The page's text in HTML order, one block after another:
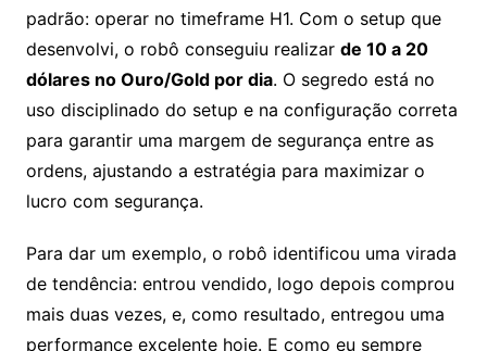
padrão: operar no timeframe H1. Com o setup que
desenvolvi, o robô conseguiu realizar de 10 a 20
dólares no Ouro/Gold por dia. O segredo está no
uso disciplinado do setup e na configuração correta
para garantir uma margem de segurança entre as
ordens, ajustando a estratégia para maximizar o
lucro com segurança.
Para dar um exemplo, o robô identificou uma virada
de tendência: entrou vendido, logo depois comprou
mais duas vezes, e, como resultado, entregou uma
performance excelente hoje. E como eu sempre